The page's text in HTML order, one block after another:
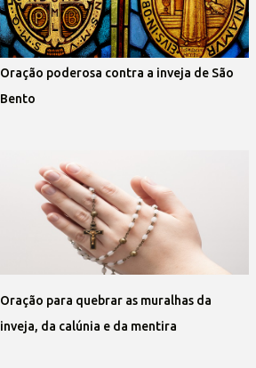
Oração poderosa contra a inveja de São
Bento
Oração para quebrar as muralhas da
inveja, da calúnia e da mentira